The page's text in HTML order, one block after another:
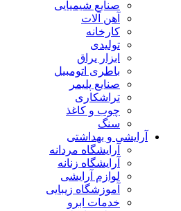
صنایع شیمیایی
آهن آلات
کارخانه
تولیدی
ابزار یراق
باطری اتومبیل
صنایع پلیمر
تراشکاری
چوب و کاغذ
سنگ
آرایشی و بهداشتی
آرایشگاه مردانه
آرایشگاه زنانه
لوازم آرایشی
آموزشگاه زیبایی
خدمات ابرو